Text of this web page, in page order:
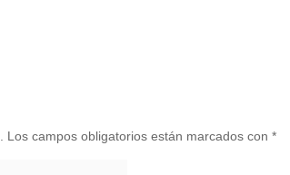
Los campos obligatorios están marcados con*